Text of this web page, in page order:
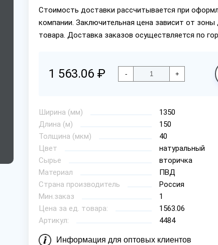
Стоимость доставки рассчитывается при
компании. Заключительная цена зависит от
товара. Доставка заказов осуществляется по
1 563.06 ₽ - +
Ширина (мм)
1350
Длина (м)
150
Толщина (мкм)
40
Цвет
натуральный
Сырье
вторичка
Материал
ПВД
Страна производитель
Россия
Мин.заказ
1
Цена за ед. товара:
1563.06
Артикул:
4484
Информация для оптовых клиентов